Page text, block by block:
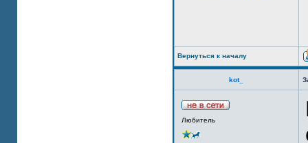
Вернуться к началу
kot_
Любитель